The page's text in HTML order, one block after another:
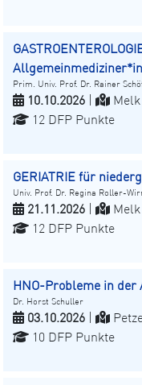
Prim. Univ. Prof. Dr. Rainer
10.10.2026 Melk |
12 DFP Punkte
GERIATRIE für
Univ. Prof. Dr. Regina Roller-
21.11.2026 Melk |
12 DFP Punkte
HNO-Probleme in
Dr. Horst Schuller
03.10.2026
10 DFP Punkte